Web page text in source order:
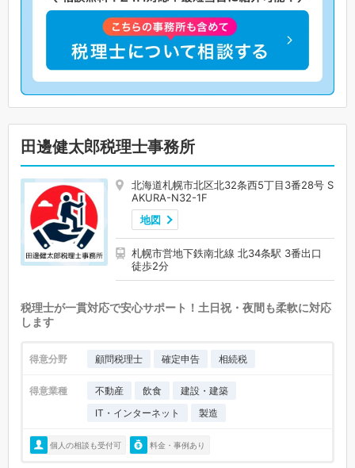
田邊健太郎税理士事務所
北海道札幌市北区北32条西5丁目3番28号 S
AKURA-N32-1F
地図
札幌市営地下鉄南北線 北34条駅 3番出口
徒歩2分
税理士が一貫対応で安心サポート！土日祝・夜間も柔軟に対応
します
得意分野 顧問税理士 確定申告 相続税
得意業種 不動産 飲食
建設・建築
IT・インターネット
製造
個人の相談も受付可 料金・事例あり